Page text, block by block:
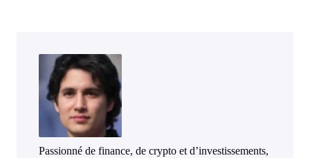
Passionné de finance, de crypto et d’investissements,